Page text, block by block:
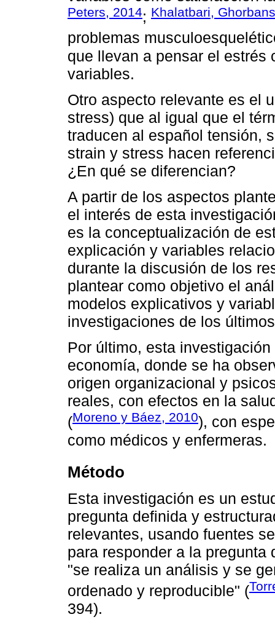
Peters, 2014; Khalatbari,
problemas
que llevan a pensar el estrés
variables.
Otro aspecto relevante es el
stress) que al igual que el
traducen al español tensión,
strain y stress hacen
¿En qué se diferencian?
A partir de los aspectos
el interés de esta
es la conceptualización de
explicación y variables
durante la discusión de los
plantear como objetivo el
modelos explicativos y
investigaciones de los
Por último, esta
economía, donde se ha
origen organizacional y
reales, con efectos en la
(Moreno y Báez, 2010), con
como médicos y enfermeras.
Método
Esta investigación es un
pregunta definida y
relevantes, usando fuentes
para responder a la
"se realiza un análisis y se
ordenado y reproducible" (
394).